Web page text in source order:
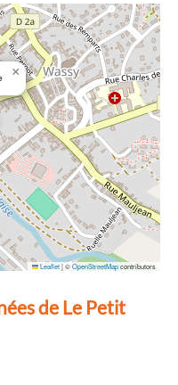
×
Leaflet|©OpenStreetMapcontributors
de Le Petit